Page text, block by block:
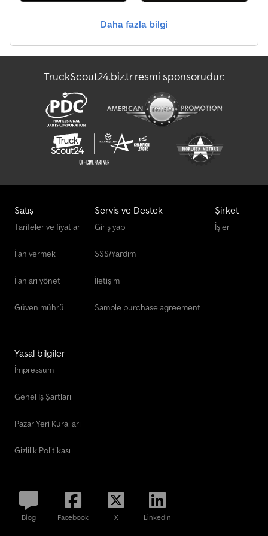
Meyve Ve Bağcılık Makinesi
Çalışma Aşamaları Diğer
Ön Yükleyici
Daha fazla bilgi
TruckScout24.biz.tr resmi sponsorudur:
Satış
Tarifeler ve fiyatlar
İlan vermek
İlanları yönet
Güven mührü
Servis ve Destek
Giriş yap
SSS/Yardım
İletişim
Sample purchase agreement
Şirket
İşler
Yasal bilgiler
İmpressum
Genel İş Şartları
Pazar Yeri Kuralları
Gizlilik Politikası
Blog Facebook X LinkedIn